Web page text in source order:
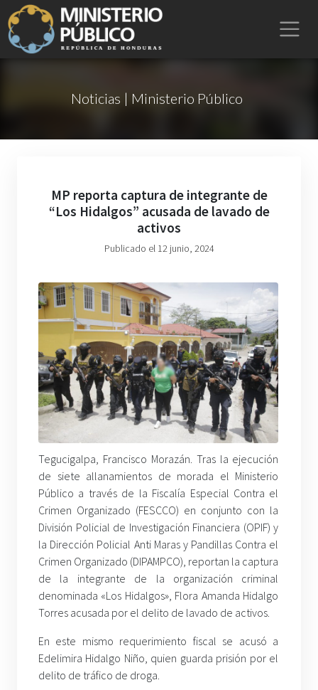
Noticias | Ministerio Público
MP reporta captura de integrante de
“Los Hidalgos” acusada de lavado de
activos
Publicado el 12 junio, 2024
Tegucigalpa, Francisco Morazán. Tras la ejecución
de siete allanamientos de morada el Ministerio
Público a través de la Fiscalía Especial Contra el
Crimen Organizado (FESCCO) en conjunto con la
División Policial de Investigación Financiera (OPIF) y
la Dirección Policial Anti Maras y Pandillas Contra el
Crimen Organizado (DIPAMPCO), reportan la captura
de la integrante de la organización criminal
denominada «Los Hidalgos», Flora Amanda Hidalgo
Torres acusada por el delito de lavado de activos.
En este mismo requerimiento fiscal se acusó a
Edelimira Hidalgo Niño, quien guarda prisión por el
delito de tráfico de droga.